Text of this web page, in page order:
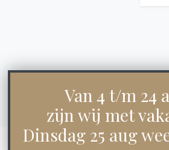
Van 4 t/m 24
zijn wij met
Dinsdag 25 aug